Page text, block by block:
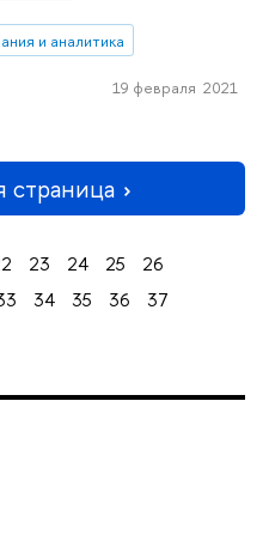
и аналитика
19 февраля 2021
23 24 25
26
34 35 36
37